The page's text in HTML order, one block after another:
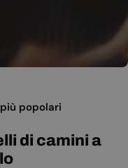
popolari
di camini a